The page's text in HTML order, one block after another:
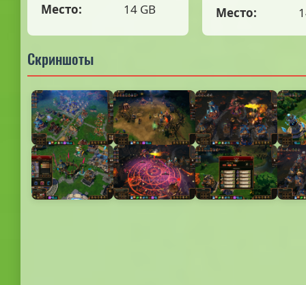
Место:
14 GB
Место:
Скриншоты